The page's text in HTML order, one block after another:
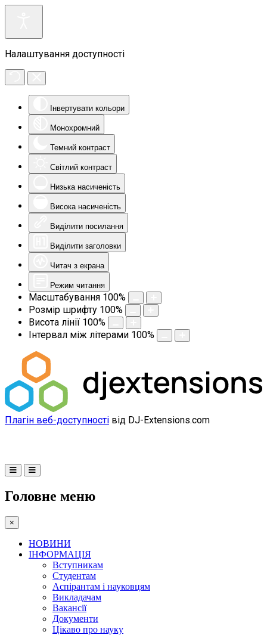
Налаштування доступності
Інвертувати кольори
Монохромний
Темний контраст
Світлий контраст
Низька насиченість
Висока насиченість
Виділити посилання
Виділити заголовки
Читач з екрана
Режим читання
Масштабування 100%
Розмір шрифту 100%
Висота лінії 100%
Інтервал між літерами 100%
Плагін веб-доступності від DJ-Extensions.com
Головне меню
×
НОВИНИ
ІНФОРМАЦІЯ
Вступникам
Студентам
Аспірантам і науковцям
Викладачам
Вакансії
Документи
Цікаво про науку